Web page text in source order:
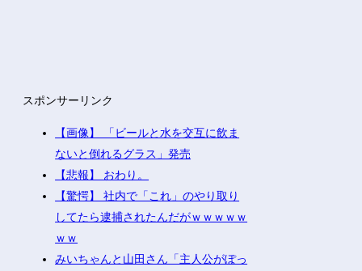
スポンサーリンク
【画像】 「ビールと水を交互に飲ま
ないと倒れるグラス」発売
【悲報】 おわり。
【驚愕】 社内で「これ」のやり取り
してたら逮捕されたんだがｗｗｗｗｗ
ｗｗ
みいちゃんと山田さん「主人公がぽっ